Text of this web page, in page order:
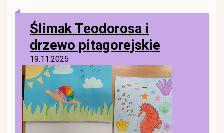
Ślimak Teodorosa i
drzewo pitagorejskie
19.11.2025